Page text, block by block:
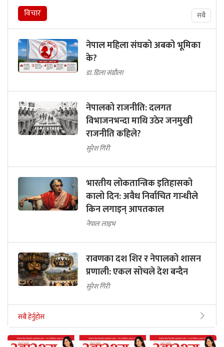
विचार सबै
नेपाल महिला संघको अबको भूमिका
के?
डा. डिला संग्रौला
नेपालको राजनीति: दलगत
विभाजनभन्दा माथि उठेर जनमुखी
राजनीति कहिले?
सुरेश गिरी
भारतीय लोकतान्त्रिक इतिहासको
कालो दिन: अवैध निर्वाचित गान्धीले
किन लगाइन् आपतकाल
नेपाल लाइभ
रावणका दश शिर र नेपालको शासन
प्रणाली: एकल सोचले देश बन्दैन
सुरेश गिरी
सबै हेर्नुहोस